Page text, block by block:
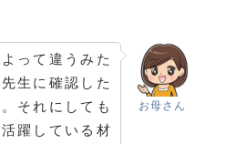
お母さん
って違うみた
生に確認した
それにしても
躍している材